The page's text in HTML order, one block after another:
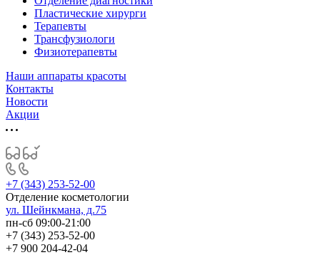
Пластические хирурги
Терапевты
Трансфузиологи
Физиотерапевты
Наши аппараты красоты
Контакты
Новости
Акции
+7 (343) 253-52-00
Отделение косметологии
ул. Шейнкмана, д.75
пн-сб 09:00-21:00
+7 (343) 253-52-00
+7 900 204-42-04